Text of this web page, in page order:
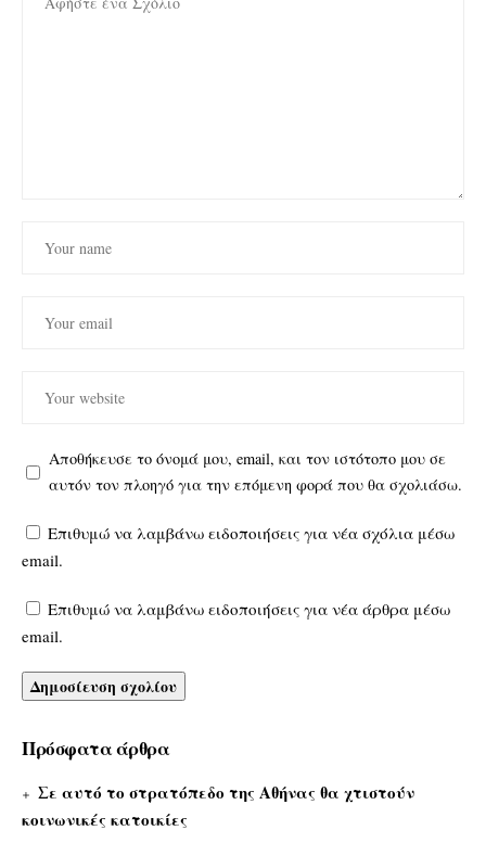
Αποθήκευσε το όνομά μου, email, και τον ιστότοπο μου σε
αυτόν τον πλοηγό για την επόμενη φορά που θα σχολιάσω.
Επιθυμώ να λαμβάνω ειδοποιήσεις για νέα σχόλια μέσω
email.
Επιθυμώ να λαμβάνω ειδοποιήσεις για νέα άρθρα μέσω
email.
Πρόσφατα άρθρα
Σε αυτό το στρατόπεδο της Αθήνας θα χτιστούν
κοινωνικές κατοικίες